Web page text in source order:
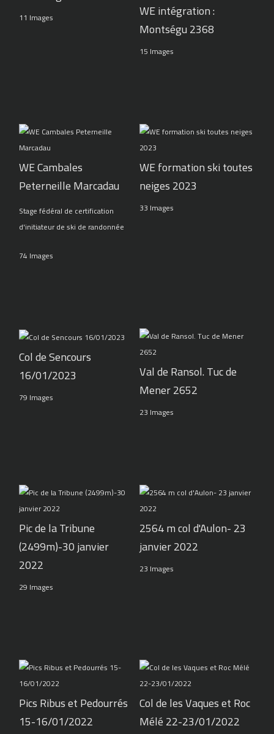
11 Images
WE intégration :
Montségu 2368
15 Images
WE Cambales
Peterneille Marcadau
Stage fédéral de certification
d'initiateur de ski de randonnée
74 Images
WE formation ski toutes
neiges 2023
33 Images
Col de Sencours
16/01/2023
79 Images
Val de Ransol. Tuc de
Mener 2652
23 Images
Pic de la Tribune
(2499m)-30 janvier
2022
29 Images
2564 m col d'Aulon- 23
janvier 2022
23 Images
Pics Ribus et Pedourrés
15-16/01/2022
Col de les Vaques et Roc
Mélé 22-23/01/2022